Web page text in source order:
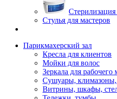
Стулья для мастеров
Парикмахерский зал
Кресла для клиентов
Мойки для волос
Зеркала для рабочего
Сушуары, климазоны,
Витрины, шкафы,